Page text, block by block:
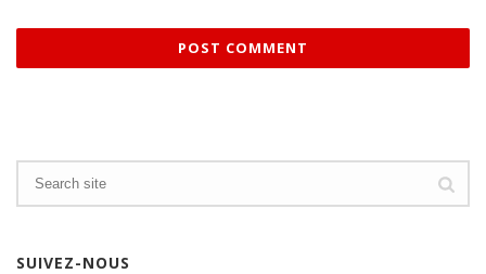
SUIVEZ-NOUS